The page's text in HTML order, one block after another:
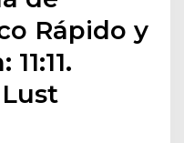
Rápido y